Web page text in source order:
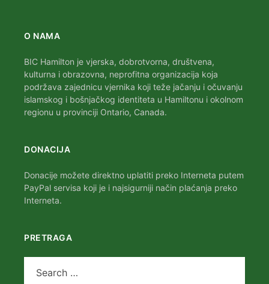
O NAMA
BIC Hamilton je vjerska, dobrotvorna, društvena,
kulturna i obrazovna, neprofitna organizacija koja
podržava zajednicu vjernika koji teže jačanju i očuvanju
islamskog i bošnjačkog identiteta u Hamiltonu i okolnom
regionu u provinciji Ontario, Canada.
DONACIJA
Donacije možete direktno uplatiti preko Interneta putem
PayPal servisa koji je i najsigurniji način plaćanja preko
Interneta.
PRETRAGA